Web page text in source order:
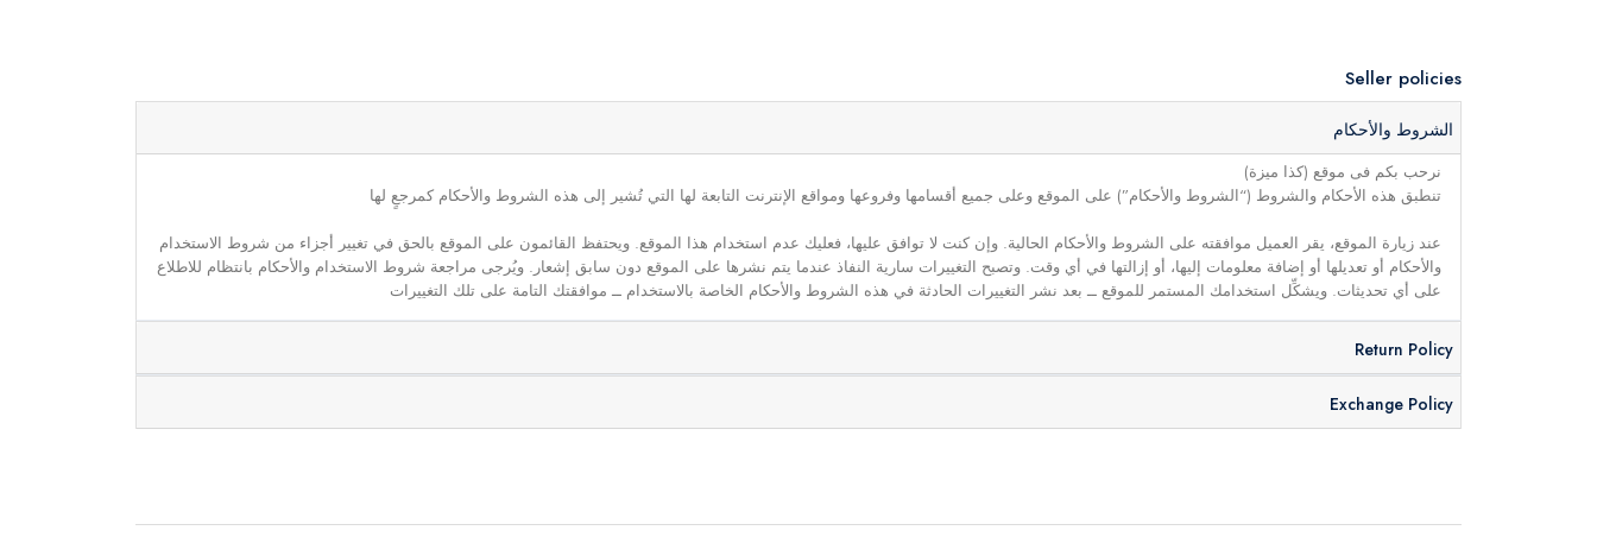
Seller policies
الشروط والأحكام
نرحب بكم فى موقع (كذا ميزة)
تنطبق هذه الأحكام والشروط (“الشروط والأحكام”) على الموقع وعلى جميع أقسامها وفروعها ومواقع الإنترنت التابعة لها التي تُشير إلى هذه الشروط والأحكام كمرجعٍ لها
عند زيارة الموقع، يقر العميل موافقته على الشروط والأحكام الحالية. وإن كنت لا توافق عليها، فعليك عدم استخدام هذا الموقع. ويحتفظ القائمون على الموقع بالحق في تغيير أجزاء من شروط الاستخدام
والأحكام أو تعديلها أو إضافة معلومات إليها، أو إزالتها في أي وقت. وتصبح التغييرات سارية النفاذ عندما يتم نشرها على الموقع دون سابق إشعار. ويُرجى مراجعة شروط الاستخدام والأحكام بانتظام للاطلاع
على أي تحديثات. ويشكِّل استخدامك المستمر للموقع ــ بعد نشر التغييرات الحادثة في هذه الشروط والأحكام الخاصة بالاستخدام ــ موافقتك التامة على تلك التغييرات
Return Policy
Exchange Policy